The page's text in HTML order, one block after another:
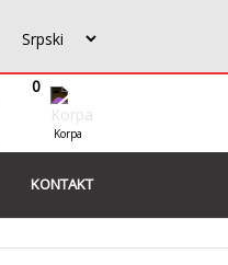
0
Korpa
KONTAKT